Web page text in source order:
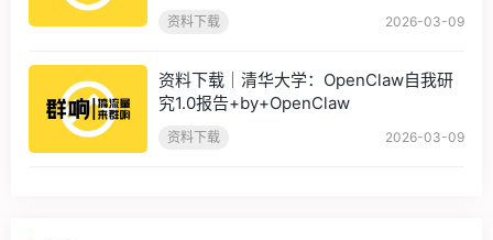
资料下载 2026-03-09
资料下载｜清华大学：OpenClaw自我研
究1.0报告+by+OpenClaw
资料下载 2026-03-09